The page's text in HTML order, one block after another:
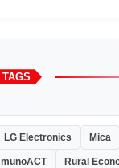
TAGS
LG Electronics Mica
Rural